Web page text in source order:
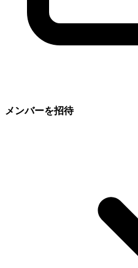
メンバーを招待